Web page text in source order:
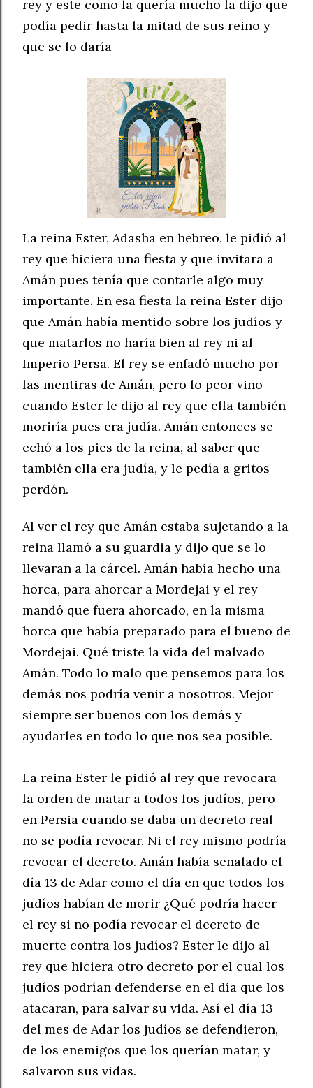
rey y este como la quería mucho la dijo que
podía pedir hasta la mitad de sus reino y
que se lo daría
La reina Ester, Adasha en hebreo, le pidió al
rey que hiciera una fiesta y que invitara a
Amán pues tenía que contarle algo muy
importante. En esa fiesta la reina Ester dijo
que Amán había mentido sobre los judíos y
que matarlos no haría bien al rey ni al
Imperio Persa. El rey se enfadó mucho por
las mentiras de Amán, pero lo peor vino
cuando Ester le dijo al rey que ella también
moriría pues era judía. Amán entonces se
echó a los pies de la reina, al saber que
también ella era judía, y le pedía a gritos
perdón.
Al ver el rey que Amán estaba sujetando a la
reina llamó a su guardia y dijo que se lo
llevaran a la cárcel. Amán había hecho una
horca, para ahorcar a Mordejai y el rey
mandó que fuera ahorcado, en la misma
horca que había preparado para el bueno de
Mordejai. Qué triste la vida del malvado
Amán. Todo lo malo que pensemos para los
demás nos podría venir a nosotros. Mejor
siempre ser buenos con los demás y
ayudarles en todo lo que nos sea posible.
La reina Ester le pidió al rey que revocara
la orden de matar a todos los judíos, pero
en Persia cuando se daba un decreto real
no se podía revocar. Ni el rey mismo podría
revocar el decreto. Amán había señalado el
día 13 de Adar como el día en que todos los
judíos habían de morir ¿Qué podría hacer
el rey si no podía revocar el decreto de
muerte contra los judíos? Ester le dijo al
rey que hiciera otro decreto por el cual los
judíos podrían defenderse en el día que los
atacaran, para salvar su vida. Así el día 13
del mes de Adar los judíos se defendieron,
de los enemigos que los querían matar, y
salvaron sus vidas.